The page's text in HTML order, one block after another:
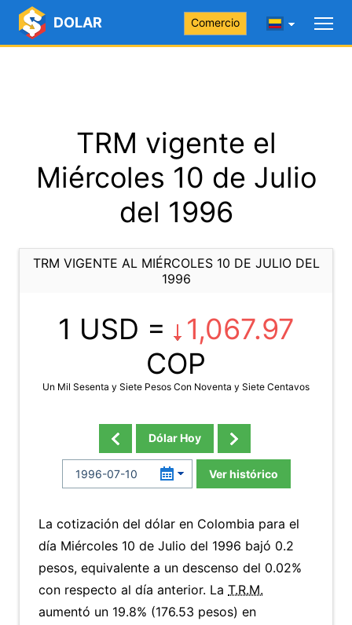
DOLAR Comercio
TRM vigente el
Miércoles 10 de Julio
del 1996
TRM VIGENTE AL MIÉRCOLES 10 DE JULIO DEL
1996
1 USD =
1,067.97
COP
Un Mil Sesenta y Siete Pesos Con Noventa y Siete Centavos
Dólar Hoy
Ver histórico
La cotización del dólar en Colombia para el
día Miércoles 10 de Julio del 1996 bajó 0.2
pesos, equivalente a un descenso del 0.02%
con respecto al día anterior. La T.R.M.
aumentó un 19.8% (176.53 pesos) en